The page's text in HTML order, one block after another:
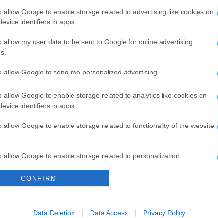
allow Google to enable storage related to advertising like cookies on
identifiers in apps.
allow my user data to be sent to Google for online advertising
allow Google to send me personalized advertising.
allow Google to enable storage related to analytics like cookies on
identifiers in apps.
allow Google to enable storage related to functionality of the website
allow Google to enable storage related to personalization.
allow Google to enable storage related to security, including
functionality and fraud prevention, and other user protection.
CONFIRM
Data Deletion Data Access Privacy Policy
οι κάμερες του Aegeanews.gr.
ενημέρωση: Φονικός σεισμός με
Videos)
σεισμική δόνηση μεγέθους 6.7 βαθμών της κλίμακας
συγκλόνισε στη 1.31 τα ξημερώματα το νησί της Κω,
καταγωγής σύμφωνα με τις πρώτες πληροφορίες)
τον τραυματισμό τουλάχιστον 100. Πέντε από τους
επίσης τουρίστες, νοσηλεύονται σε βαριά
Σύμφωνα με το Ευρωπαϊκό Σεισμολογικό Κέντρο,
[…]
03/2016 14:35
Το μαγευτικό νησί! (photos)
Κως είναι ελληνικό νησί του Αιγαίου. Έχει πληθυσμό 33.388